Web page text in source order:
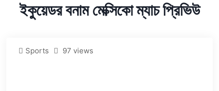
ইকুয়েডর বনাম মেক্সিকো ম্যাচ প্রিভিউ
Sports 97 views